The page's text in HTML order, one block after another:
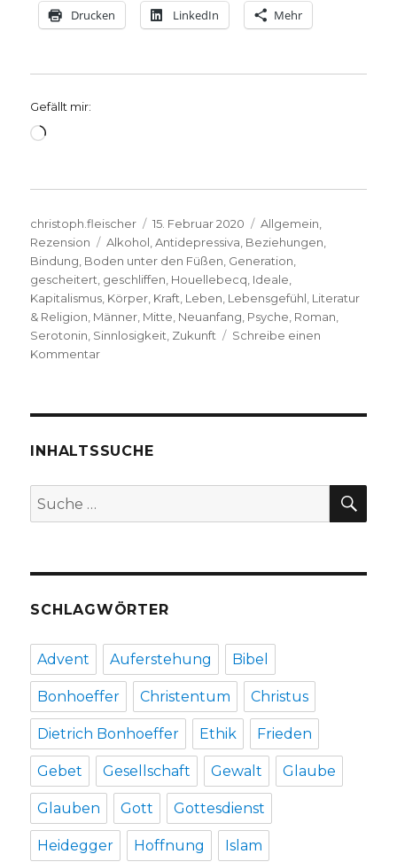
Drucken LinkedIn Mehr
Gefällt mir:
Wird
Autor
christoph.fleischer
Veröffentlicht
am
15. Februar 2020 Kategorien
Allgemein
Rezension
Schlagwörter
Alkohol ,Antidepressiva Beziehungen
Bindung Boden unter den Füßen Generation
gescheitert geschliffen Houellebecq Ideale
Kapitalismus Körper Kraft Leben Lebensgefühl Literatur
& Religion Männer Mitte Neuanfang Psyche Roman
Serotonin Sinnlosigkeit Zukunft
Schreibe einen
Kommentarzu
von
Leberecht,
2019
INHALTSSUCHE
Suche
nach:
SCHLAGWÖRTER
Advent Auferstehung Bibel
Bonhoeffer Christentum Christus
Dietrich Bonhoeffer Ethik Frieden
Gebet Gesellschaft Gewalt Glaube
Glauben Gott Gottesdienst
Heidegger Hoffnung Islam